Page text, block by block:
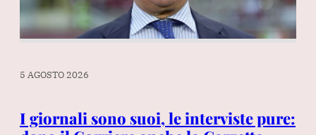
5 AGOSTO 2026
I giornali sono suoi, le interviste pure: